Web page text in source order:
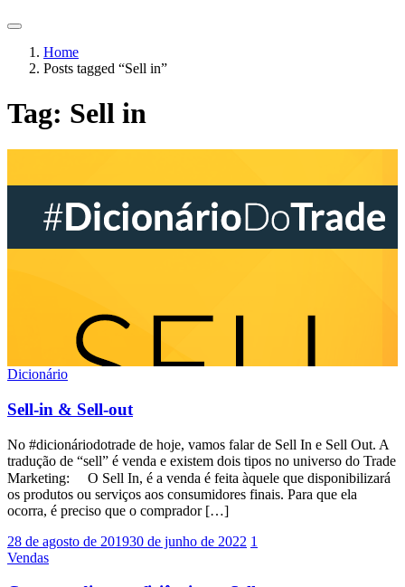
Home
Posts tagged “Sell in”
Tag: Sell in
Dicionário
Sell-in & Sell-out
No #dicionáriodotrade de hoje, vamos falar de Sell In e Sell Out. A
tradução de “sell” é venda e existem dois tipos no universo do Trade
Marketing: ⠀ O Sell In, é a venda é feita àquele que disponibilizará
os produtos ou serviços aos consumidores finais. Para que ela
ocorra, é preciso que o comprador […]
28 de agosto de 201930 de junho de 2022 1
Vendas